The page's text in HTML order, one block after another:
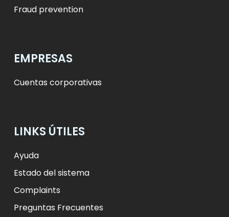
Fraud prevention
EMPRESAS
Cuentas corporativas
LINKS ÚTILES
Ayuda
Estado del sistema
Complaints
Preguntas Frecuentes